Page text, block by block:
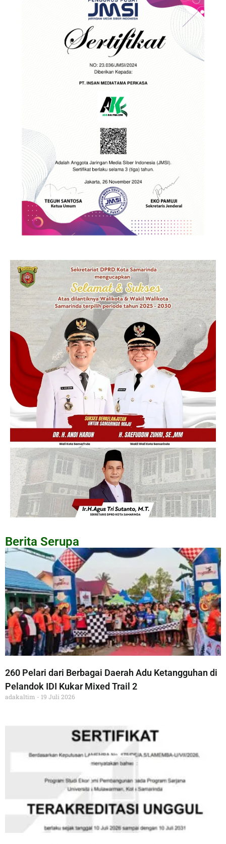
Berita Serupa
260 Pelari dari Berbagai Daerah Adu Ketangguhan di
Pelandok IDI Kukar Mixed Trail 2
adakaltim 19 Juli 2026